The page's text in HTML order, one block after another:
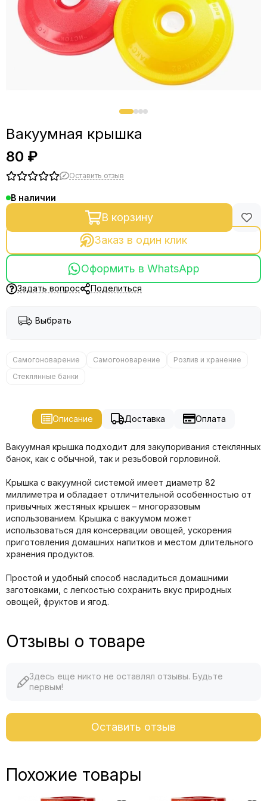
Вакуумная крышка
80 ₽
Оставить отзыв
В наличии
В корзину
Заказ в один клик
Оформить в WhatsApp
Задать вопрос Поделиться
Выбрать
Самогоноварение Самогоноварение
Розлив и хранение
Стеклянные банки
Описание Доставка Оплата
Вакуумная крышка подходит для закупоривания стеклянных
банок, как с обычной, так и резьбовой горловиной.
Крышка с вакуумной системой имеет диаметр 82
миллиметра и обладает отличительной особенностью от
привычных жестяных крышек – многоразовым
использованием. Крышка с вакуумом может
использоваться для консервации овощей, ускорения
приготовления домашних напитков и местом длительного
хранения продуктов.
Простой и удобный способ насладиться домашними
заготовками, с легкостью сохранить вкус природных
овощей, фруктов и ягод.
Отзывы о товаре
Здесь еще никто не оставлял отзывы. Будьте
первым!
Оставить отзыв
Похожие товары